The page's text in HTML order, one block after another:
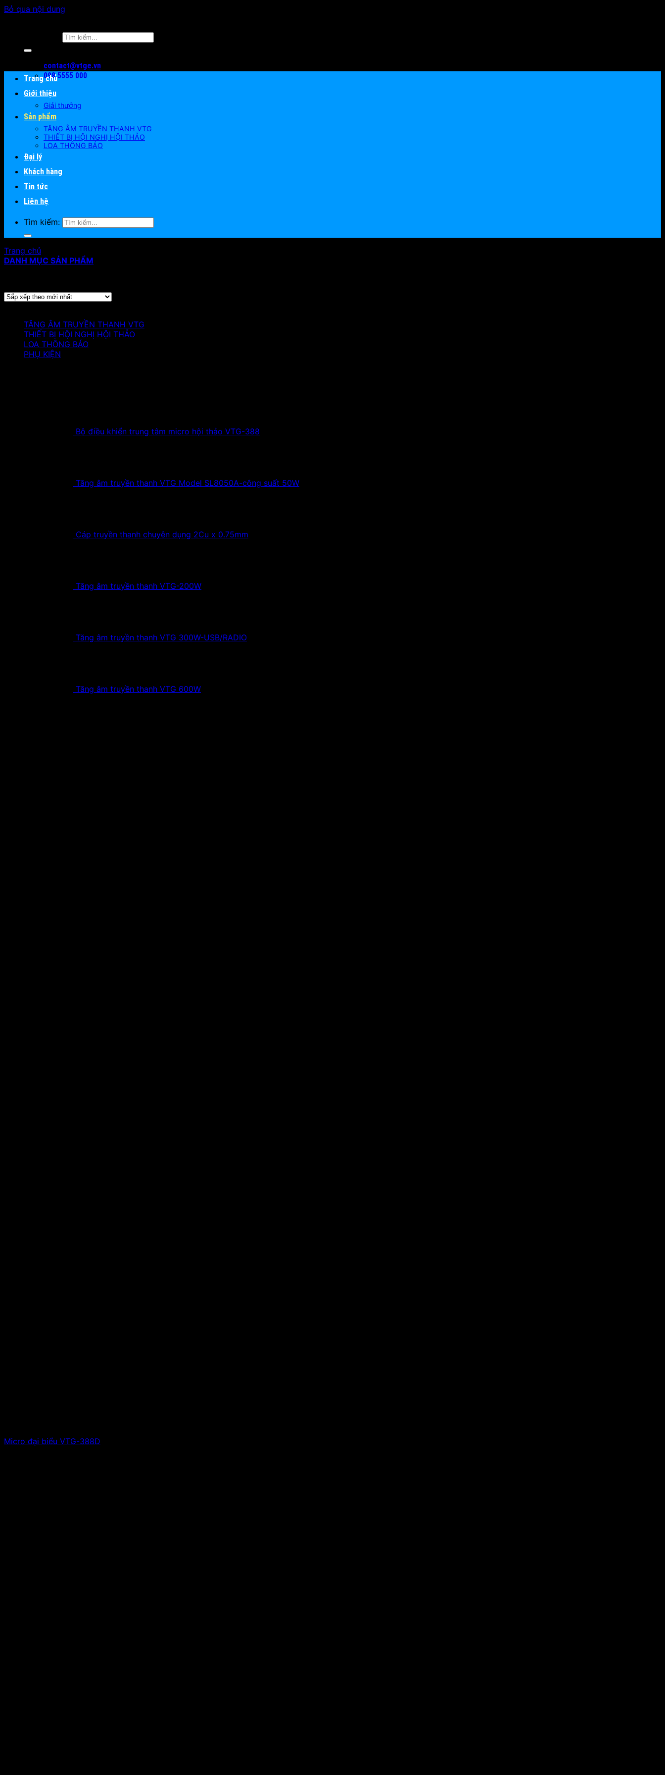
Bỏ qua nội dung
contact@vtge.vn
098 5555 000
Trang chủ
Giới thiệu
Giải thưởng
Sản phẩm
TĂNG ÂM TRUYỀN THANH VTG
THIẾT BỊ HỘI NGHỊ HỘI THẢO
LOA THÔNG BÁO
Đại lý
Khách hàng
Tin tức
Liên hệ
Tìm kiếm:
Trang chủ
DANH MỤC SẢN PHẨM
TĂNG ÂM TRUYỀN THANH VTG
THIẾT BỊ HỘI NGHỊ HỘI THẢO
LOA THÔNG BÁO
PHỤ KIỆN
Bộ điều khiển trung tâm micro hội thảo VTG-388
Tăng âm truyền thanh VTG Model SL8050A-công suất 50W
Cáp truyền thanh chuyên dụng 2Cu x 0.75mm
Tăng âm truyền thanh VTG-200W
Tăng âm truyền thanh VTG 300W-USB/RADIO
Tăng âm truyền thanh VTG 600W
Micro đại biểu VTG-388D